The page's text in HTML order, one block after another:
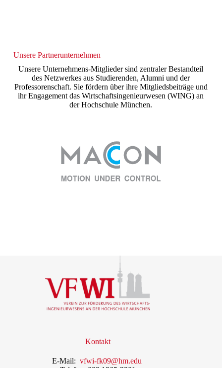
Unsere Partnerunternehmen
Unsere Unternehmens-Mitglieder sind zentraler Bestandteil
des Netzwerkes aus Studierenden, Alumni und der
Professorenschaft. Sie fördern über ihre Mitgliedsbeiträge und
ihr Engagement das Wirtschaftsingenieurwesen (WING) an
der Hochschule München.
Kontakt
E-Mail: vfwi-fk09@hm.edu